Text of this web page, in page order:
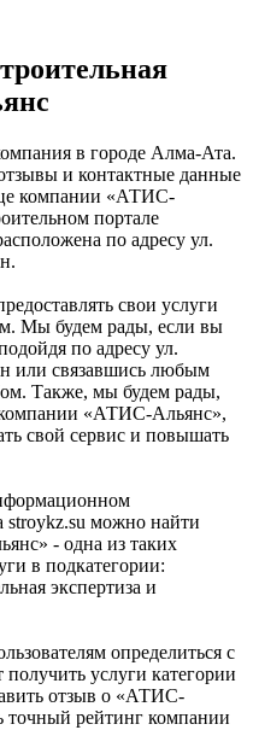
в городе Алма-Ата.
и контактные данные
компании «АТИС-
портале
по адресу ул.
свои услуги
Мы будем рады, если вы
по адресу ул.
или связавшись любым
Также, мы будем рады,
компании «АТИС-Альянс»,
свой сервис и повышать
stroykz.su можно найти
- одна из таких
в подкатегории:
экспертиза и
определиться с
услуги категории
отзыв о «АТИС-
точный рейтинг компании